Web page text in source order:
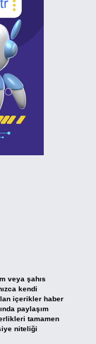
veya şahıs
kendi
içerikler haber
paylaşım
tamamen
niteliği